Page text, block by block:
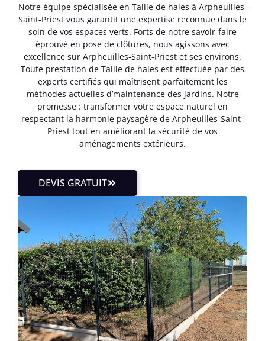
Notre équipe spécialisée en Taille de haies à Arpheuilles-
Saint-Priest vous garantit une expertise reconnue dans le
soin de vos espaces verts. Forts de notre savoir-faire
éprouvé en pose de clôtures, nous agissons avec
excellence sur Arpheuilles-Saint-Priest et ses environs.
Toute prestation de Taille de haies est effectuée par des
experts certifiés qui maîtrisent parfaitement les
méthodes actuelles d’maintenance des jardins. Notre
promesse : transformer votre espace naturel en
respectant la harmonie paysagère de Arpheuilles-Saint-
Priest tout en améliorant la sécurité de vos
aménagements extérieurs.
DEVIS GRATUIT